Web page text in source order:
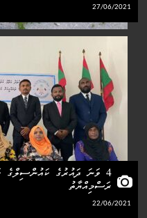
27/06/2021
4 ވަނަ ދައުރުގެ
ރަސްމިއްޔާތު
22/06/2021